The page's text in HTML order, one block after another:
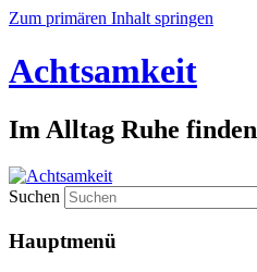
Zum primären Inhalt springen
Achtsamkeit
Im Alltag Ruhe finden
Suchen
Hauptmenü